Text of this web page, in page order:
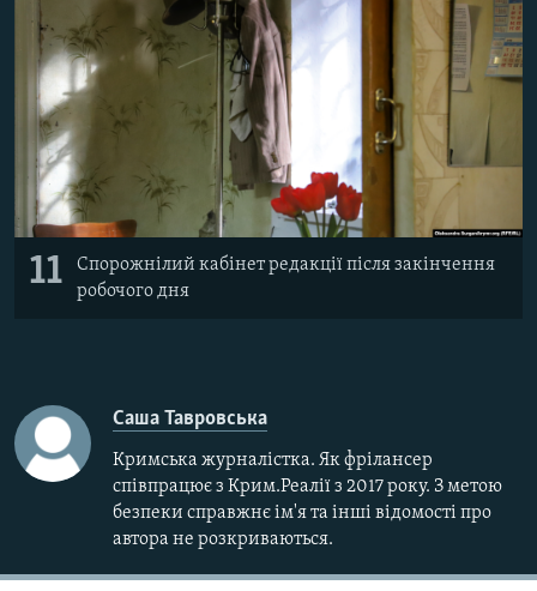
11
Спорожнілий кабінет редакції після закінчення
робочого дня
Саша Тавровська
Кримська журналістка. Як фрілансер
співпрацює з Крим.Реалії з 2017 року. З метою
безпеки справжнє ім'я та інші відомості про
автора не розкриваються.